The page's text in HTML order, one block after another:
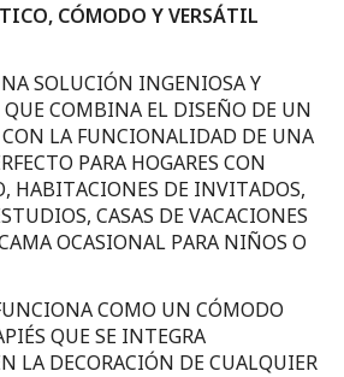
CÓMODO Y VERSÁTIL
SOLUCIÓN INGENIOSA Y
COMBINA EL DISEÑO DE UN
CON LA FUNCIONALIDAD DE UNA
PARA HOGARES CON
HABITACIONES DE INVITADOS,
CASAS DE VACACIONES
OCASIONAL PARA NIÑOS O
COMO UN CÓMODO
QUE SE INTEGRA
LA DECORACIÓN DE CUALQUIER